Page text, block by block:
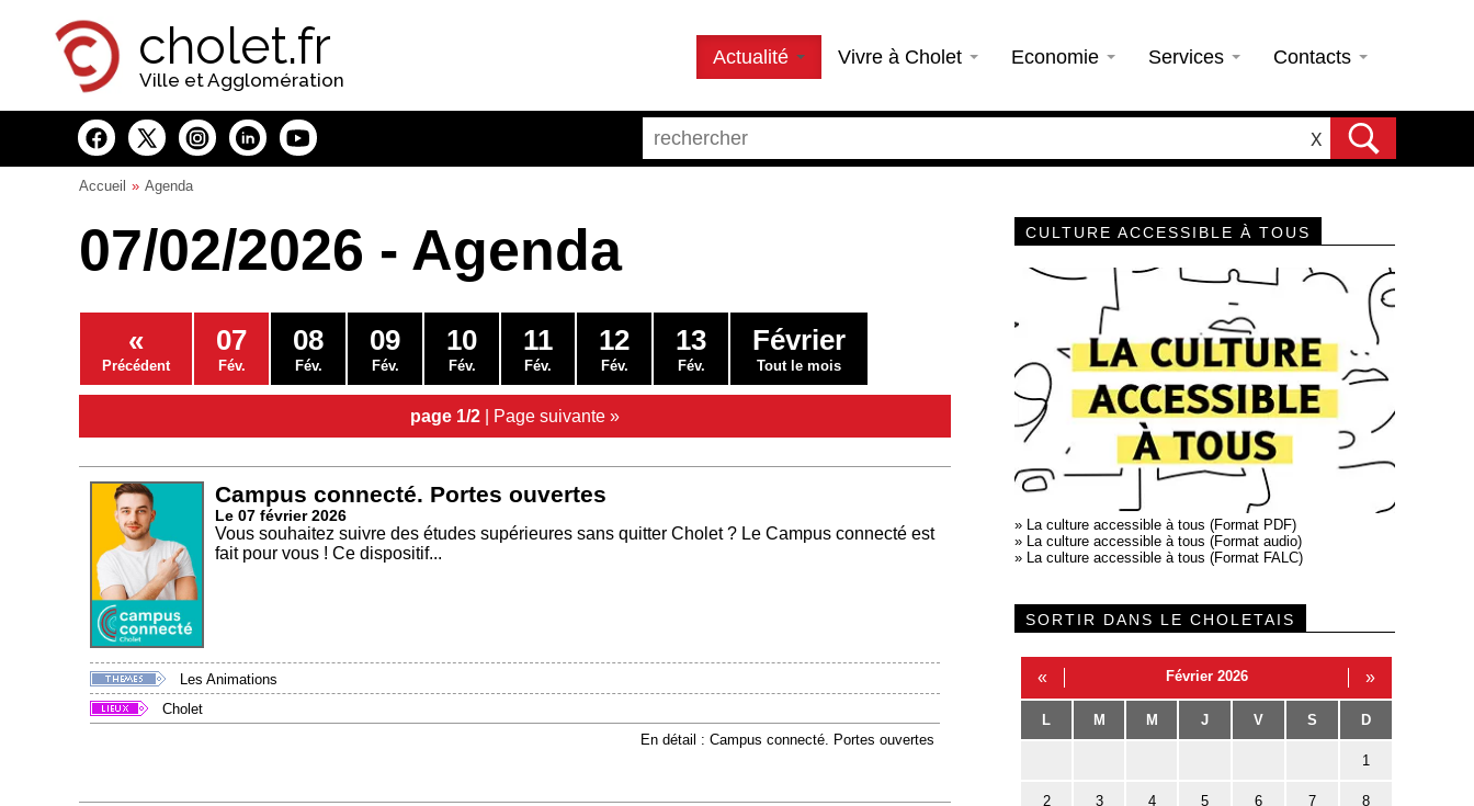
cholet.fr
Ville et Agglomération
Actualité Vivre à Cholet Economie Services Contacts
X
Accueil Agenda
07/02/2026 - Agenda
«
Précédent
07
Fév.
08
Fév.
09
Fév.
10
Fév.
11
Fév.
12
Fév.
13
Fév.
Février
Tout le mois
page 1/2 | Page suivante »
Campus connecté. Portes ouvertes
Le 07 février 2026
Vous souhaitez suivre des études supérieures sans quitter Cholet ? Le Campus connecté est
fait pour vous ! Ce dispositif...
Les Animations
Cholet
En détail : Campus connecté. Portes ouvertes
CULTURE ACCESSIBLE À TOUS
» La culture accessible à tous (Format PDF)
» La culture accessible à tous (Format audio)
» La culture accessible à tous (Format FALC)
SORTIR DANS LE CHOLETAIS
« Février 2026 »
L M M J V S D
1
2 3 4 5 6 7 8